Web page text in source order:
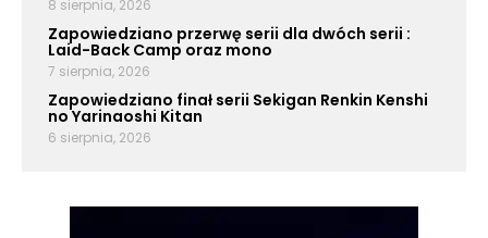
8 sierpnia, 2026
Zapowiedziano przerwę serii dla dwóch serii :
Laid-Back Camp oraz mono
7 sierpnia, 2026
Zapowiedziano finał serii Sekigan Renkin Kenshi
no Yarinaoshi Kitan
6 sierpnia, 2026